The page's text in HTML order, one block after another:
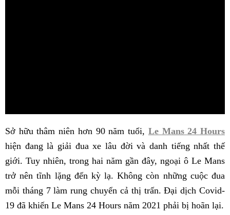
Sở hữu thâm niên hơn 90 năm tuổi, Le Mans 24 Hours
hiện đang là giải đua xe lâu đời và danh tiếng nhất thế
giới. Tuy nhiên, trong hai năm gần đây, ngoại ô Le Mans
trở nên tĩnh lặng đến kỳ lạ. Không còn những cuộc đua
mỗi tháng 7 làm rung chuyển cả thị trấn. Đại dịch Covid-
19 đã khiến Le Mans 24 Hours năm 2021 phải bị hoãn lại.